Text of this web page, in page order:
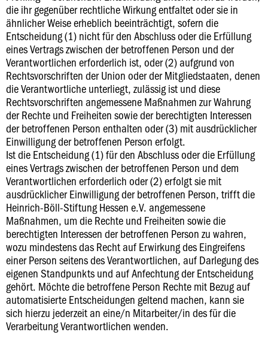
die ihr gegenüber rechtliche Wirkung entfaltet oder sie in
ähnlicher Weise erheblich beeinträchtigt, sofern die
Entscheidung (1) nicht für den Abschluss oder die Erfüllung
eines Vertrags zwischen der betroffenen Person und der
Verantwortlichen erforderlich ist, oder (2) aufgrund von
Rechtsvorschriften der Union oder der Mitgliedstaaten, denen
die Verantwortliche unterliegt, zulässig ist und diese
Rechtsvorschriften angemessene Maßnahmen zur Wahrung
der Rechte und Freiheiten sowie der berechtigten Interessen
der betroffenen Person enthalten oder (3) mit ausdrücklicher
Einwilligung der betroffenen Person erfolgt.
Ist die Entscheidung (1) für den Abschluss oder die Erfüllung
eines Vertrags zwischen der betroffenen Person und dem
Verantwortlichen erforderlich oder (2) erfolgt sie mit
ausdrücklicher Einwilligung der betroffenen Person, trifft die
Heinrich-Böll-Stiftung Hessen e.V. angemessene
Maßnahmen, um die Rechte und Freiheiten sowie die
berechtigten Interessen der betroffenen Person zu wahren,
wozu mindestens das Recht auf Erwirkung des Eingreifens
einer Person seitens des Verantwortlichen, auf Darlegung des
eigenen Standpunkts und auf Anfechtung der Entscheidung
gehört. Möchte die betroffene Person Rechte mit Bezug auf
automatisierte Entscheidungen geltend machen, kann sie
sich hierzu jederzeit an eine/n Mitarbeiter/in des für die
Verarbeitung Verantwortlichen wenden.